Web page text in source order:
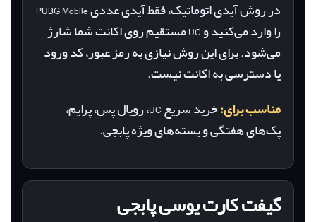
در روش آیدی اتوماتیک، فقط آیدی عددی PUBG Mobile
را وارد می‌کنید و UC مستقیم روی اکانت شما شارژ
می‌شود. برای این روش نیازی به رمز عبور، کد ورود
یا دسترسی به اکانت نیست.
مناسب برای:
خرید سریع UC، رویال پس، پرایم،
پک‌های هفتگی و بسته‌های ویژه پابجی.
گیفت کارت یوسی پابجی